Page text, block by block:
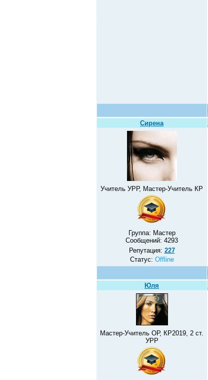
Сирена
Учитель УРР, Мастер-Учитель КР
Группа: Мастер
Сообщений: 4293
Репутация: 227
Статус: Offline
Юля
Мастер-Учитель ОР, КР2019, 2 ст.
УРР